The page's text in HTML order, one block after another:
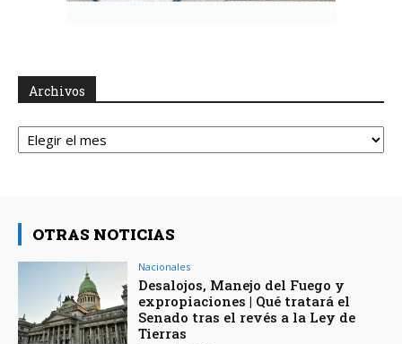
Archivos
Archivos
OTRAS NOTICIAS
Nacionales
Desalojos, Manejo del Fuego y
expropiaciones | Qué tratará el
Senado tras el revés a la Ley de
Tierras